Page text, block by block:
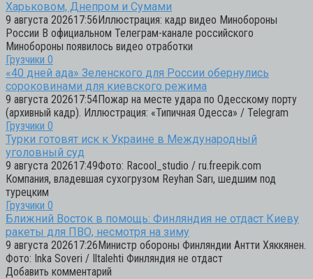
Харьковом, Днепром и Сумами
9 августа 202617:56Иллюстрация: кадр видео Минобороны
России В официальном Телеграм-канале российского
Минобороны появилось видео отработки
Грузчики 0
«40 дней ада» Зеленского для России обернулись
сороковинами для киевского режима
9 августа 202617:54Пожар на месте удара по Одесскому порту
(архивный кадр). Иллюстрация: «Типичная Одесса» / Telegram
Грузчики 0
Турки готовят иск к Украине в Международный
уголовный суд
9 августа 202617:49Фото: Racool_studio / ru.freepik.com
Компания, владевшая сухогрузом Reyhan Sarı, шедшим под
турецким
Грузчики 0
Ближний Восток в помощь: Финляндия не отдаст Киеву
ракеты для ПВО, несмотря на зиму
9 августа 202617:26Министр обороны Финляндии Антти Хяккянен.
Фото: Inka Soveri / Iltalehti Финляндия не отдаст
Добавить комментарий